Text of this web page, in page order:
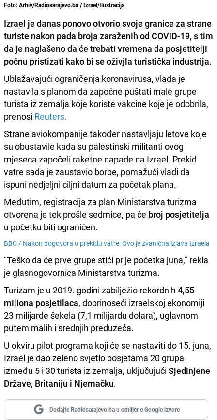
Foto: Arhiv/Radiosarajevo.ba / Izrael/Ilustracija
Izrael je danas ponovo otvorio svoje granice za strane
turiste nakon pada broja zaraženih od COVID-19, s tim
da je naglašeno da će trebati vremena da posjetitelji
počnu pristizati kako bi se oživjla turistička industrija.
Ublažavajući ograničenja koronavirusa, vlada je
nastavila s planom da započne puštati male grupe
turista iz zemalja koje koriste vakcine koje je odobrila,
prenosi Reuters.
Strane aviokompanije također nastavljaju letove koje
su obustavile kada su palestinski militanti ovog
mjeseca započeli raketne napade na Izrael. Prekid
vatre sada je zaustavio borbe, pomažući vladi da
ispuni nedjeljni ciljni datum za početak plana.
Međutim, registracija za plan Ministarstva turizma
otvorena je tek prošle sedmice, pa će broj posjetitelja
u početku biti ograničen.
BBC / Nakon dogovora o prekidu vatre: Ovo je zvanična izjava Izraela
"Teško da će prve grupe stići prije početka juna," rekla
je glasnogovornica Ministarstva turizma.
Turizam je u 2019. godini zabilježio rekordnih 4,55
miliona posjetilaca, doprinoseći izraelskoj ekonomiji
23 milijarde šekela (7,1 milijardu dolara), uglavnom
putem malih i srednjih preduzeća.
U okviru pilot programa koji će se nastaviti do 15. juna,
Izrael je dao zeleno svjetlo posjetama 20 grupa
između 5 i 30 turista iz zemalja, uključujući Sjedinjene
Države, Britaniju i Njemačku.
Dodajte Radiosarajevo.ba u omiljene Google izvore